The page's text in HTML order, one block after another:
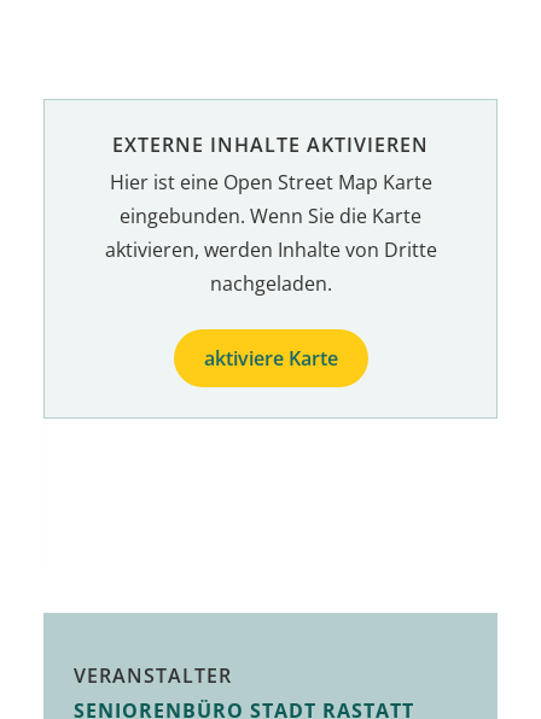
EXTERNE INHALTE AKTIVIEREN
Hier ist eine Open Street Map Karte
eingebunden. Wenn Sie die Karte
aktivieren, werden Inhalte von Dritte
nachgeladen.
aktiviere Karte
VERANSTALTER
SENIORENBÜRO STADT RASTATT